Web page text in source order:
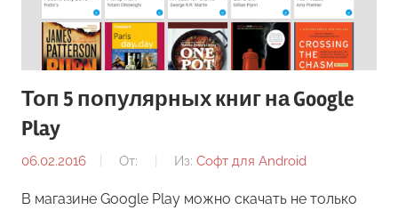
Топ 5 популярных книг на Google
Play
06.02.2016 От: Из: Софт для Android
В магазине Google Play можно скачать не только